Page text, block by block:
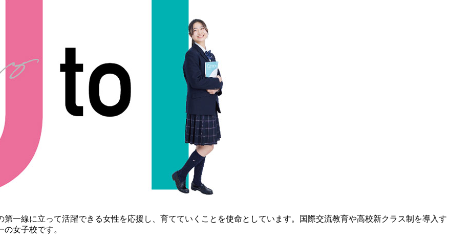
一線に立って活躍できる女性を応援し、育てていくことを使命としています。国際交流教育や高校新クラス制を導入す
女子校です。